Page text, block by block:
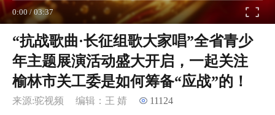
0:00/03:37
“抗战歌曲·长征组歌大家唱”全省青少
年主题展演活动盛大开启，一起关注
榆林市关工委是如何筹备“应战”的！
来源:驼视频 编辑：王 婧 11124